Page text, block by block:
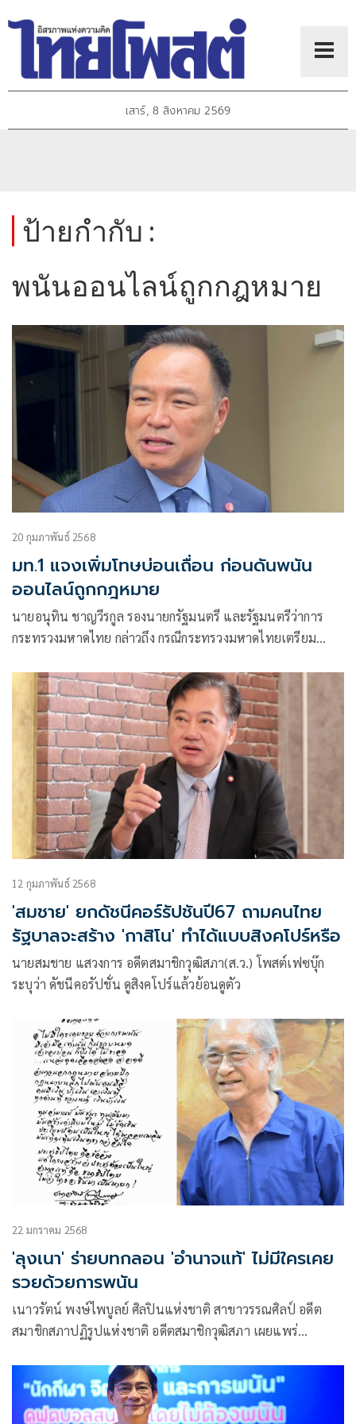
เสาร์, 8 สิงหาคม 2569
ป้ายกำกับ :
พนันออนไลน์ถูกกฎหมาย
20 กุมภาพันธ์ 2568
มท.1 แจงเพิ่มโทษบ่อนเถื่อน ก่อนดันพนัน
ออนไลน์ถูกกฎหมาย
นายอนุทิน ชาญวีรกูล รองนายกรัฐมนตรี และรัฐมนตรีว่าการ
กระทรวงมหาดไทย กล่าวถึง กรณีกระทรวงมหาดไทยเตรียม
… โดยเพิ่มโทษให้รุนแรงขึ้น
12 กุมภาพันธ์ 2568
'สมชาย' ยกดัชนีคอร์รัปชันปี67 ถามคนไทย
รัฐบาลจะสร้าง 'กาสิโน' ทำได้แบบสิงคโปร์หรือ
นายสมชาย แสวงการ อดีตสมาชิกวุฒิสภา(ส.ว.) โพสต์เฟซบุ๊ก
ระบุว่า ดัชนีคอรัปชั่น ดูสิงคโปร์แล้วย้อนดูตัว
22 มกราคม 2568
'ลุงเนา' ร่ายบทกลอน 'อำนาจแท้' ไม่มีใครเคย
รวยด้วยการพนัน
เนาวรัตน์ พงษ์ไพบูลย์ ศิลปินแห่งชาติ สาขาวรรณศิลป์ อดีต
สมาชิกสภาปฏิรูปแห่งชาติ อดีตสมาชิกวุฒิสภา เผยแพร่
กฎหมาย มีใจความว่า